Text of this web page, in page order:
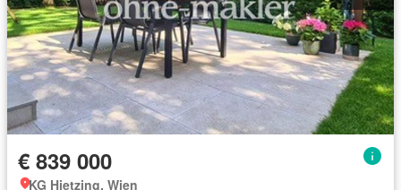
€ 839 000
KG Hietzing, Wien